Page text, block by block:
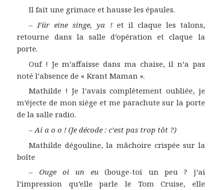
Il fait une grimace et hausse les épaules.
– Für eine singe, ya !et il claque les talons,
retourne dans la salle d’opération et claque la
porte.
Ouf ! Je m’affaisse dans ma chaise, il n’a pas
noté l’absence de « Krant Maman ».
Mathilde ! Je l’avais complètement oubliée, je
m’éjecte de mon siège et me parachute sur la porte
de la salle radio.
–Ai a o o ! (Je décode : c’est pas trop tôt ?)
Mathilde dégouline, la mâchoire crispée sur la
boîte
– Ouge oi un eu(bouge-toi un peu ? j’ai
l’impression qu’elle parle le Tom Cruise, elle